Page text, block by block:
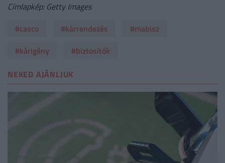
Címlapkép: Getty Images
#casco
#kárrendezés
#mabisz
#kárigény
#biztosítók
NEKED AJÁNLJUK